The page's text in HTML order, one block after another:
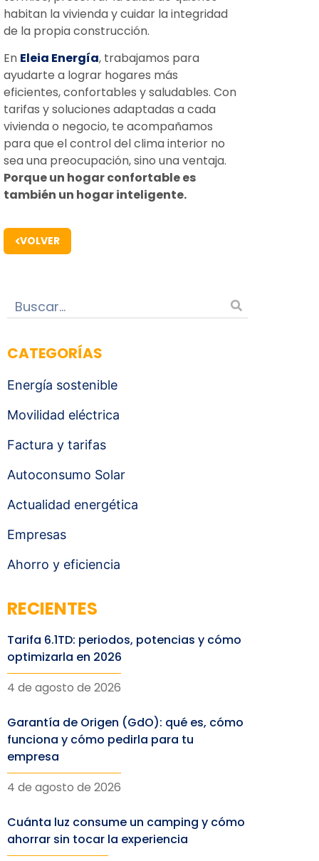
habitan la vivienda y cuidar la integridad
de la propia construcción.
En Eleia Energía, trabajamos para
ayudarte a lograr hogares más
eficientes, confortables y saludables. Con
tarifas y soluciones adaptadas a cada
vivienda o negocio, te acompañamos
para que el control del clima interior no
sea una preocupación, sino una ventaja.
Porque un hogar confortable es
también un hogar inteligente.
VOLVER
CATEGORÍAS
Energía sostenible
Movilidad eléctrica
Factura y tarifas
Autoconsumo Solar
Actualidad energética
Empresas
Ahorro y eficiencia
RECIENTES
Tarifa 6.1TD: periodos, potencias y cómo
optimizarla en 2026
4 de agosto de 2026
Garantía de Origen (GdO): qué es, cómo
funciona y cómo pedirla para tu
empresa
4 de agosto de 2026
Cuánta luz consume un camping y cómo
ahorrar sin tocar la experiencia